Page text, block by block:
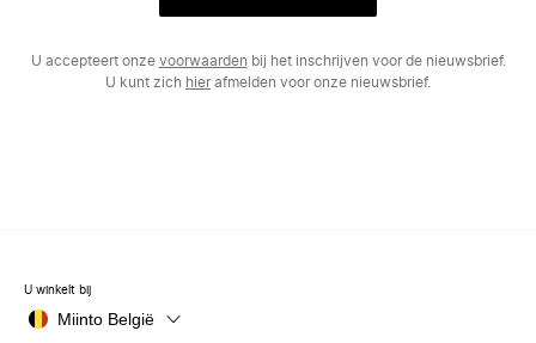
U accepteert onze voorwaarden bij het inschrijven voor de nieuwsbrief.
U kunt zich hierafmelden voor onze nieuwsbrief.
U winkelt bij
Miinto België